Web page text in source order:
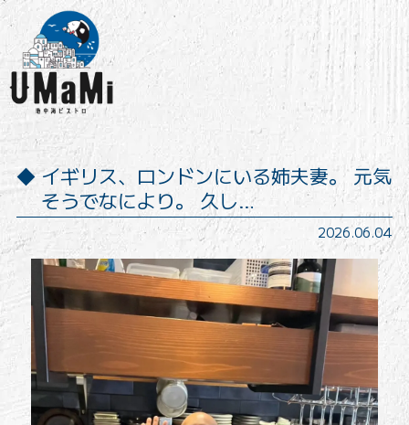
イギリス、ロンドンにいる姉夫妻。 元気
そうでなにより。 久し…
2026.06.04